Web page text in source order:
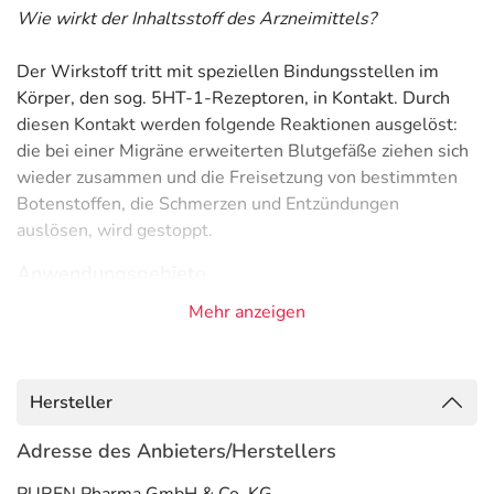
Wie wirkt der Inhaltsstoff des Arzneimittels?
Der Wirkstoff tritt mit speziellen Bindungsstellen im
Körper, den sog. 5HT-1-Rezeptoren, in Kontakt. Durch
diesen Kontakt werden folgende Reaktionen ausgelöst:
die bei einer Migräne erweiterten Blutgefäße ziehen sich
wieder zusammen und die Freisetzung von bestimmten
Botenstoffen, die Schmerzen und Entzündungen
auslösen, wird gestoppt.
- Migräneanfall, Akutbehandlungmit oder ohne Aura
Was spricht gegen eine Anwendung?
Immer:
- Überempfindlichkeit gegen die Inhaltsstoffe
Mehr anzeigen
Hersteller
Adresse des Anbieters/Herstellers